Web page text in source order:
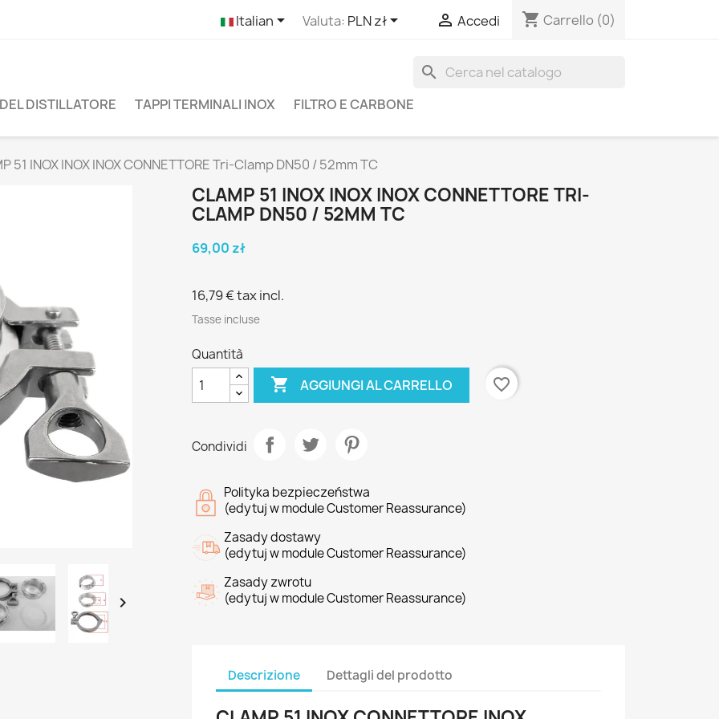
Italian Valuta: PLN zł  Accedi shopping_cart Carrello (0)
search
DISTILLATORE TAPPI TERMINALI INOX FILTRO E CARBONE
51 INOX INOX INOX CONNETTORE Tri-Clamp DN50 / 52mm TC

CLAMP 51 INOX INOX INOX CONNETTORE TRI-
CLAMP DN50 / 52MM TC
69,00 zł
16,79 €tax incl.
Tasse incluse
Quantità
 AGGIUNGI AL CARRELLO favorite_border
Condividi
Polityka bezpieczeństwa
(edytuj w module Customer Reassurance)
Zasady dostawy
(edytuj w module Customer Reassurance)
Zasady zwrotu
(edytuj w module Customer Reassurance)
Descrizione Dettagli del prodotto